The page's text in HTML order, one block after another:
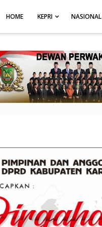
100%; height: auto; }
HOME KEPRI NASIONAL